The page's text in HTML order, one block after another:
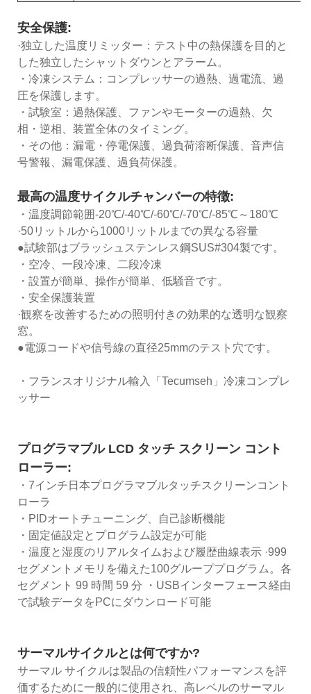
安全保護:
·独立した温度リミッター：テスト中の熱保護を目的と
した独立したシャットダウンとアラーム。
・冷凍システム：コンプレッサーの過熱、過電流、過
圧を保護します。
・試験室：過熱保護、ファンやモーターの過熱、欠
相・逆相、装置全体のタイミング。
・その他：漏電・停電保護、過負荷溶断保護、音声信
号警報、漏電保護、過負荷保護。
最高の温度サイクルチャンバーの特徴:
・温度調節範囲-20℃/-40℃/-60℃/-70℃/-85℃～180℃
·50リットルから1000リットルまでの異なる容量
●試験部はブラッシュステンレス鋼SUS#304製です。
・空冷、一段冷凍、二段冷凍
・設置が簡単、操作が簡単、低騒音です。
・安全保護装置
·観察を改善するための照明付きの効果的な透明な観察
窓。
●電源コードや信号線の直径25mmのテスト穴です。
・フランスオリジナル輸入「Tecumseh」冷凍コンプレ
ッサー
プログラマブル LCD タッチ スクリーン コント
ローラー:
・7インチ日本プログラマブルタッチスクリーンコント
ローラ
・PIDオートチューニング、自己診断機能
・固定値設定とプログラム設定が可能
・温度と湿度のリアルタイムおよび履歴曲線表示 ·999
セグメントメモリを備えた100グループプログラム。各
セグメント 99 時間 59 分 ・USBインターフェース経由
で試験データをPCにダウンロード可能
サーマルサイクルとは何ですか?
サーマル サイクルは製品の信頼性パフォーマンスを評
価するために一般的に使用され、高レベルのサーマル